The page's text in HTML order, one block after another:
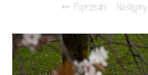
Poprzedni Następny